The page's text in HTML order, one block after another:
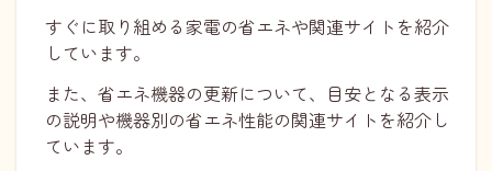
すぐに取り組める家電の省エネや関連サイトを紹介
しています。
また、省エネ機器の更新について、目安となる表示
の説明や機器別の省エネ性能の関連サイトを紹介し
ています。